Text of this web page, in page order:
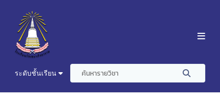
ระดับชั้นเรียน